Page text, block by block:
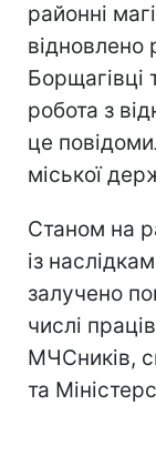
районні
відновлено
Борщагівці
робота з
це
міської
Станом на
із
залучено
числі
МЧСників,
та